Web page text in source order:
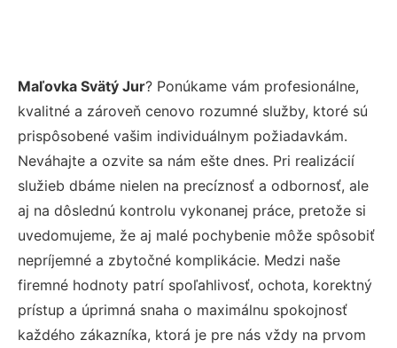
Maľovka Svätý Jur? Ponúkame vám profesionálne,
kvalitné a zároveň cenovo rozumné služby, ktoré sú
prispôsobené vašim individuálnym požiadavkám.
Neváhajte a ozvite sa nám ešte dnes. Pri realizácií
služieb dbáme nielen na precíznosť a odbornosť, ale
aj na dôslednú kontrolu vykonanej práce, pretože si
uvedomujeme, že aj malé pochybenie môže spôsobiť
nepríjemné a zbytočné komplikácie. Medzi naše
firemné hodnoty patrí spoľahlivosť, ochota, korektný
prístup a úprimná snaha o maximálnu spokojnosť
každého zákazníka, ktorá je pre nás vždy na prvom